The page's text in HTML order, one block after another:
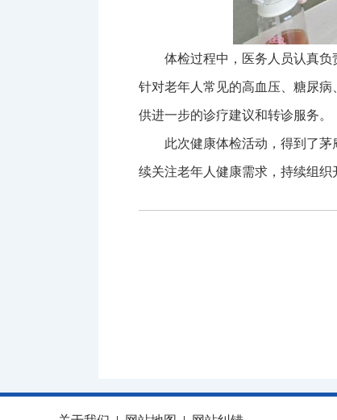
体检过程中，医务人员认真
针对老年人常见的高血压、糖尿
供进一步的诊疗建议和转诊服务。
此次健康体检活动，得到了
续关注老年人健康需求，持续组织